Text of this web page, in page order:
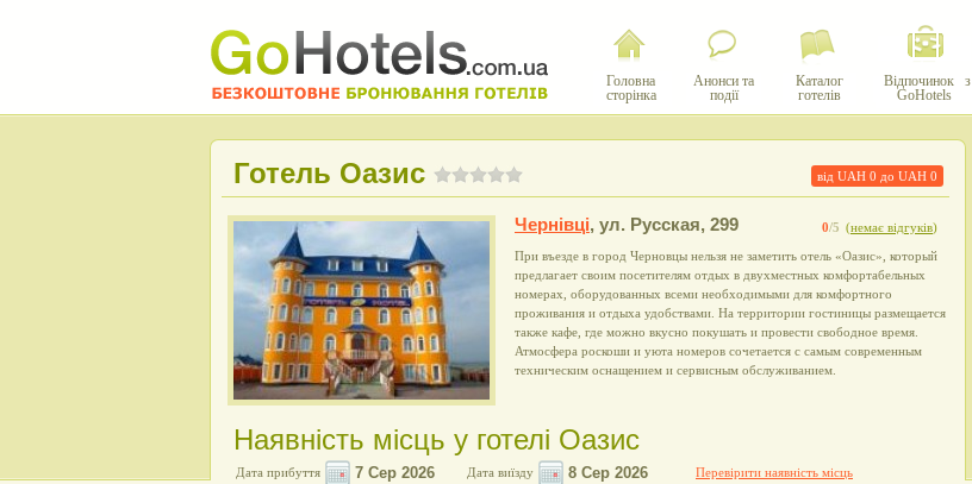
Головна
сторінка
Анонси та
події
Каталог
готелів
Відпочинок з
GoHotels
від UAH0 до UAH0
Готель Оазис
0/5 (немає відгуків)
Чернівці, ул. Русская, 299
При въезде в город Черновцы нельзя не заметить отель «Оазис», который
предлагает своим посетителям отдых в двухместных комфортабельных
номерах, оборудованных всеми необходимыми для комфортного
проживания и отдыха удобствами. На территории гостиницы размещается
также кафе, где можно вкусно покушать и провести свободное время.
Атмосфера роскоши и уюта номеров сочетается с самым современным
техническим оснащением и сервисным обслуживанием.
Наявність місць у готелі Оазис
Дата прибуття Дата виїзду Перевірити наявність місць